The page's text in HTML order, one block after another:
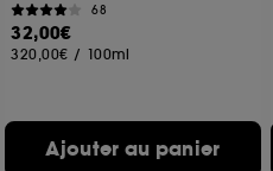
68
32,00€
320,00€ / 100ml
Ajouter au panier